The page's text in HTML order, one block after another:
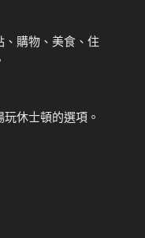
購物、美食、住
休士頓的選項。